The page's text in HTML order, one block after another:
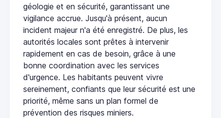
géologie et en sécurité, garantissant une
vigilance accrue. Jusqu'à présent, aucun
incident majeur n'a été enregistré. De plus, les
autorités locales sont prêtes à intervenir
rapidement en cas de besoin, grâce à une
bonne coordination avec les services
d'urgence. Les habitants peuvent vivre
sereinement, confiants que leur sécurité est une
priorité, même sans un plan formel de
prévention des risques miniers.